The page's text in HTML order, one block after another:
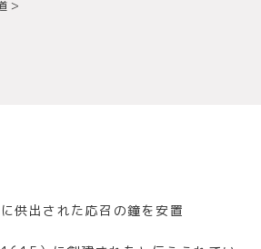
＞
供出された応召の鐘を安置